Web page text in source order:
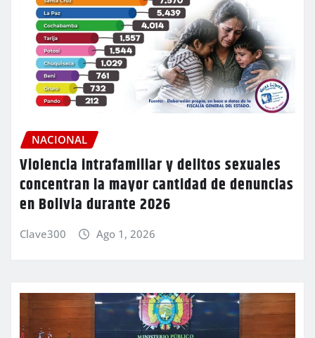
NACIONAL
Violencia intrafamiliar y delitos sexuales
concentran la mayor cantidad de denuncias
en Bolivia durante 2026
Clave300 Ago 1, 2026